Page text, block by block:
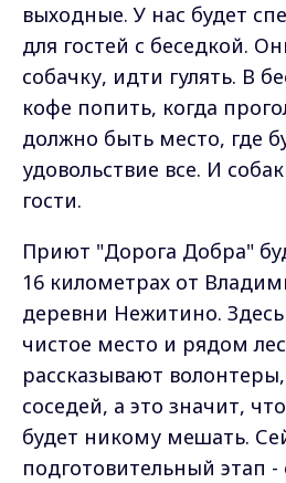
выходные. У нас будет
для гостей с беседкой.
собачку, идти гулять. В
кофе попить, когда
должно быть место, где
удовольствие все. И
гости.
Приют "Дорога Добра"
16 километрах от
деревни Нежитино. Здесь
чистое место и рядом
рассказывают
соседей, а это значит,
будет никому мешать.
подготовительный этап